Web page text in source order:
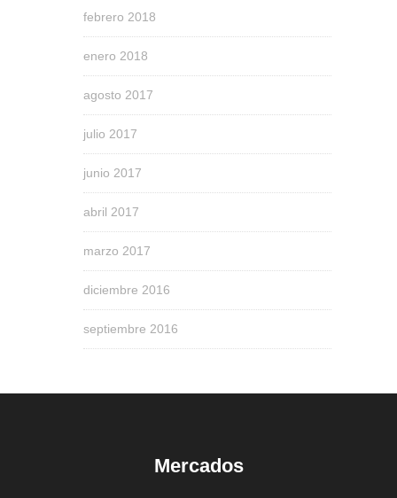
febrero 2018
enero 2018
agosto 2017
julio 2017
junio 2017
abril 2017
marzo 2017
diciembre 2016
septiembre 2016
Mercados